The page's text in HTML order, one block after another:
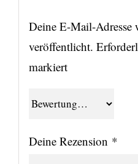
Deine E-Mail-Adresse
veröffentlicht.
markiert
Deine Rezension *